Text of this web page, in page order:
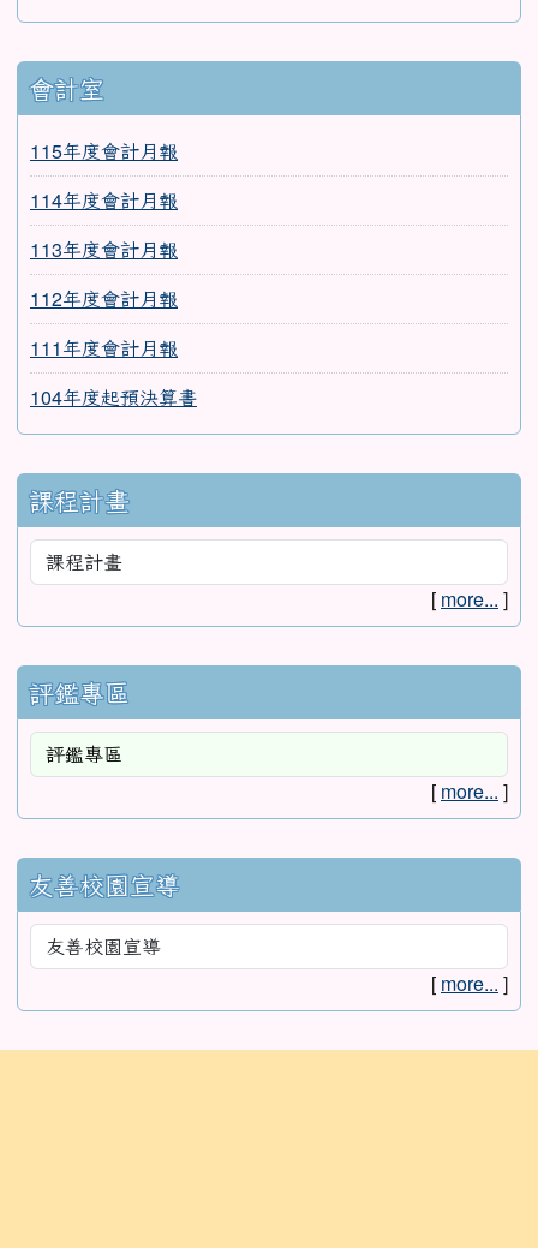
會計室
115年度會計月報
114年度會計月報
113年度會計月報
112年度會計月報
111年度會計月報
104年度起預決算書
課程計畫
[ more... ]
評鑑專區
[ more... ]
友善校園宣導
[ more... ]